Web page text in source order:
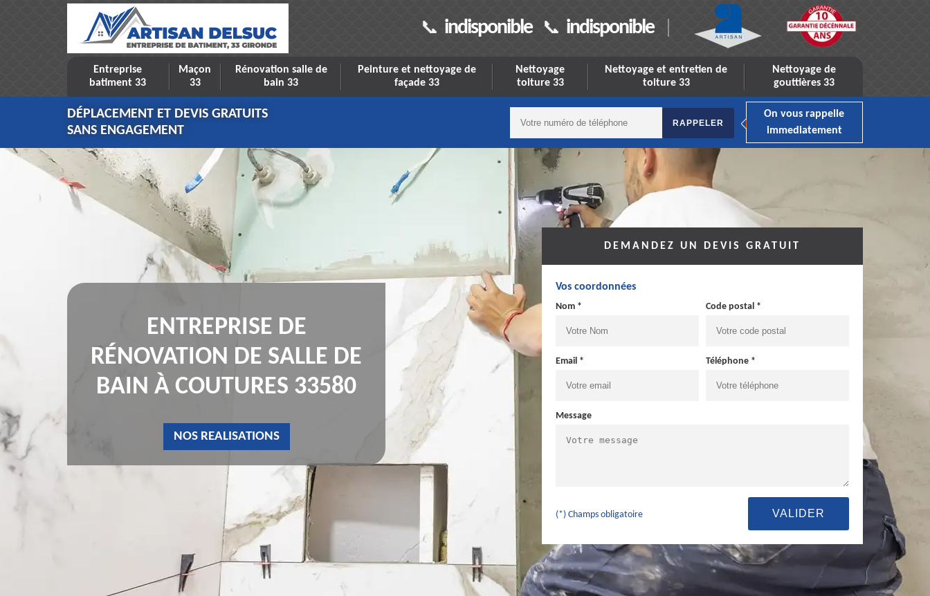
indisponible indisponible
Entreprise
batiment 33
Maçon
33
Rénovation salle de
bain 33
Peinture et nettoyage de
façade 33
Nettoyage
toiture 33
Nettoyage et entretien de
toiture 33
Nettoyage de
gouttières 33
DÉPLACEMENT ET DEVIS GRATUITS
SANS ENGAGEMENT
On vous rappelle
immediatement
ENTREPRISE DE
RÉNOVATION DE SALLE DE
BAIN À COUTURES 33580
NOS REALISATIONS
DEMANDEZ UN DEVIS GRATUIT
Vos coordonnées
Nom * Code postal *
Email * Téléphone *
Message
(*) Champs obligatoire